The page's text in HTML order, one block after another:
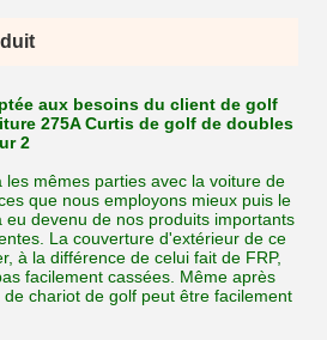
aux besoins du client de golf
275A Curtis de golf de doubles
2
les mêmes parties avec la voiture de
que nous employons mieux puis le
eu devenu de nos produits importants
La couverture d'extérieur de ce
à la différence de celui fait de FRP,
facilement cassées. Même après
chariot de golf peut être facilement